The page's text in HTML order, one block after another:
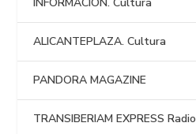
ALICANTEPLAZA. Cultura
PANDORA MAGAZINE
TRANSIBERIAM EXPRESS Radio